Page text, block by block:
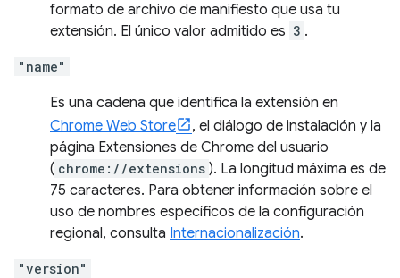
formato de archivo de manifiesto que usa tu
extensión. El único valor admitido es 3 .
"name"
Es una cadena que identifica la extensión en
Chrome Web Store
, el diálogo de instalación y la
página Extensiones de Chrome del usuario
( chrome://extensions ). La longitud máxima es de
75 caracteres. Para obtener información sobre el
uso de nombres específicos de la configuración
regional, consulta Internacionalización.
"version"